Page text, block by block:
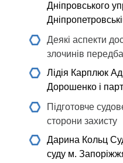
Дніпровського
Деякі аспекти
злочинів
Лідія Карплюк
Дорошенко і
Підготовче
сторони захисту
Дарина Кольц
суду м.